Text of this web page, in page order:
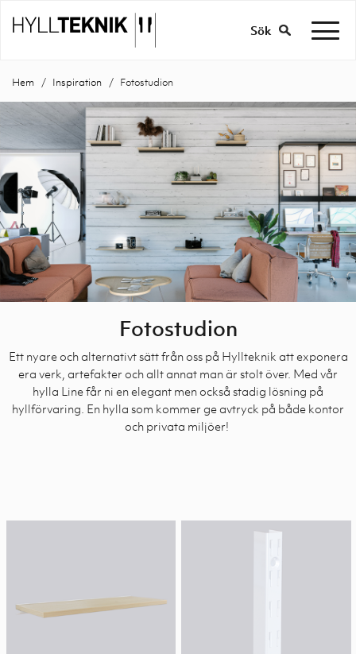
Sök
Hem Inspiration Fotostudion
Fotostudion
Ett nyare och alternativt sätt från oss på Hyllteknik att exponera
era verk, artefakter och allt annat man är stolt över. Med vår
hylla Line får ni en elegant men också stadig lösning på
hyllförvaring. En hylla som kommer ge avtryck på både kontor
och privata miljöer!